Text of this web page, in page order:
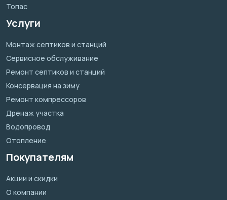
Топас
Услуги
Монтаж септиков и станций
Сервисное обслуживание
Ремонт септиков и станций
Консервация на зиму
Ремонт компрессоров
Дренаж участка
Водопровод
Отопление
Покупателям
Акции и скидки
О компании